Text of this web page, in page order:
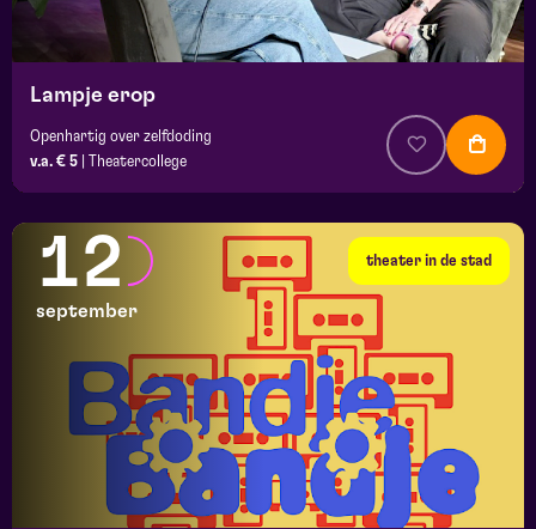
Lampje erop
Openhartig over zelfdoding
v.a. € 5
Theatercollege
theater in de stad
12
september